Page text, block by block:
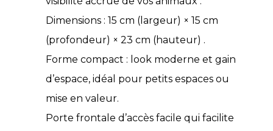
Dimensions : 15 cm (largeur) × 15 cm
(profondeur) × 23 cm (hauteur) .
Forme compact : look moderne et gain
d’espace, idéal pour petits espaces ou
mise en valeur.
Porte frontale d’accès facile qui facilite